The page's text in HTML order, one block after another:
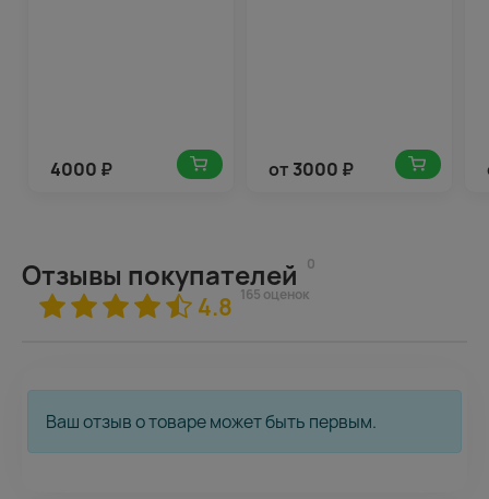
4000 ₽ от 3000 ₽
Отзывы покупателей 0
4.8 165 оценок
Ваш отзыв о товаре может быть первым.